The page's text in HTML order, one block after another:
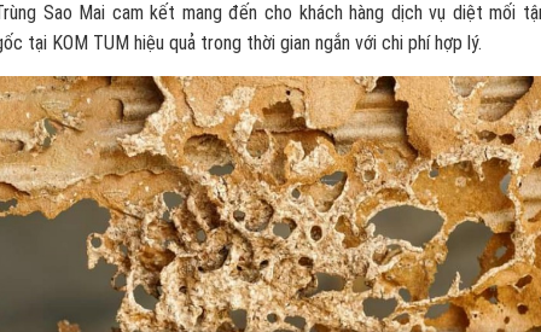
Sao Mai cam kết mang đến cho khách hàng dịch vụ diệt mối
tại KOM TUM hiệu quả trong thời gian ngắn với chi phí hợp lý.